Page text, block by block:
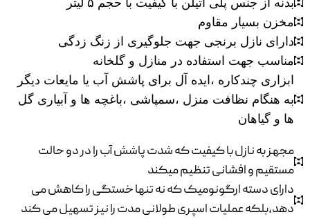
مخزن بسیار مقاوم
دارای نازل برنجی جهت جلوگیری از زنگ زدگی
مناسب جهت استفاده در منازل و گلخانه
ابزاری چندکاره ،ایده آل برای پاشش آب یا مایعات دیگر
به هنگام نظافت منزل ،سمپاشی ،باغچه ها و آبیاری گل
ها و گیاهان
مجهز به نازل با کیفیت که شدت پاشش آب را در دو حالت
مستقیم و افشانی تنظیم میکند
دارای دسته ارگونومیک که نه تنها خستگی را کاهش می
دهد،بلکه عملیات اسپری طولانی مدت را نیز تسهیل می کند